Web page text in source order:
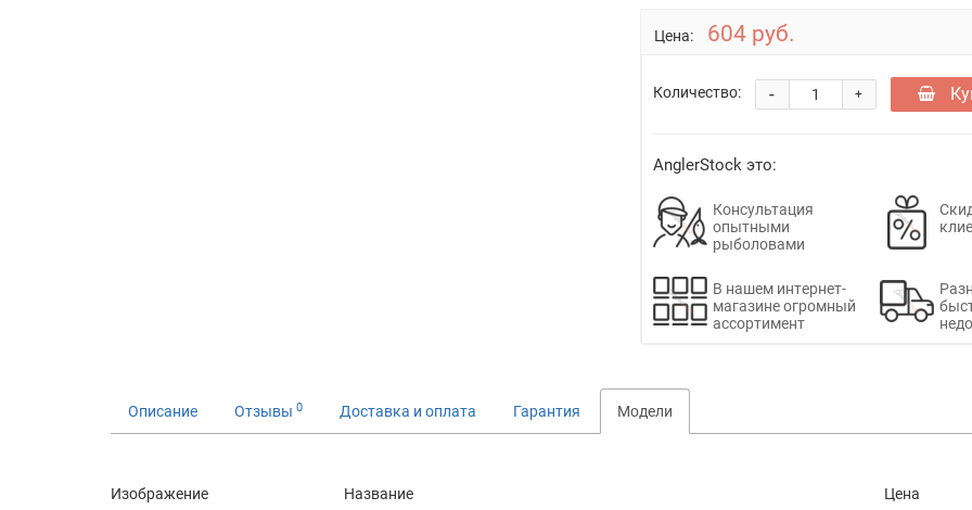
Цена: 604 руб.
Количество: +
-
AnglerStock это:
Консультация
опытными
рыболовами
В нашем интернет-
магазине огромный
ассортимент
Описание Отзывы 0 Доставка и оплата Гарантия Модели
Изображение Название Цена